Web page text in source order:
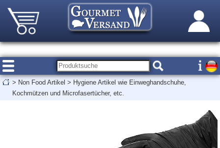
> Non Food Artikel > Hygiene Artikel wie Einweghandschuhe,
Kochmützen und Microfasertücher, etc.